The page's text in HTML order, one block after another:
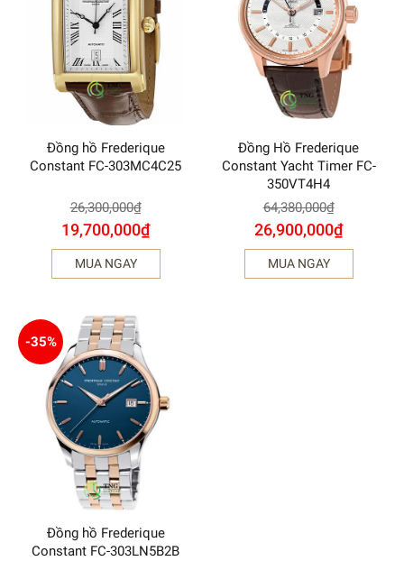
Đồng hồ Frederique
Constant FC-303MC4C25
26,300,000₫
19,700,000₫
MUA NGAY
Đồng Hồ Frederique
Constant Yacht Timer FC-
350VT4H4
64,380,000₫
26,900,000₫
MUA NGAY
-35%
Đồng hồ Frederique
Constant FC-303LN5B2B